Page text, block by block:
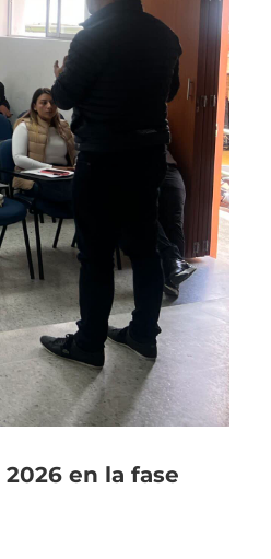
2026 en la fase